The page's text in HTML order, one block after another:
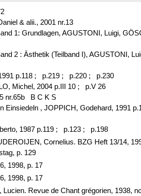
& alii., 2001 nr.13
1: Grundlagen, AGUSTONI, Luigi,
2 : Ästhetik (Teilband I), AGUSTONI,
p.118 ;
p.219 ; p.220 ;
p.230
Michel, 2004 p.III 10 ;
p.V 26
nr.65b B C K S
Einsiedeln , JOPPICH, Godehard, 1991
1987 p.119 ;
p.123 ;
p.198
Cornelius. BZG Heft 13/14,
p. 129
1998, p. 17
1998, p. 17
Revue de Chant grégorien, 1938,